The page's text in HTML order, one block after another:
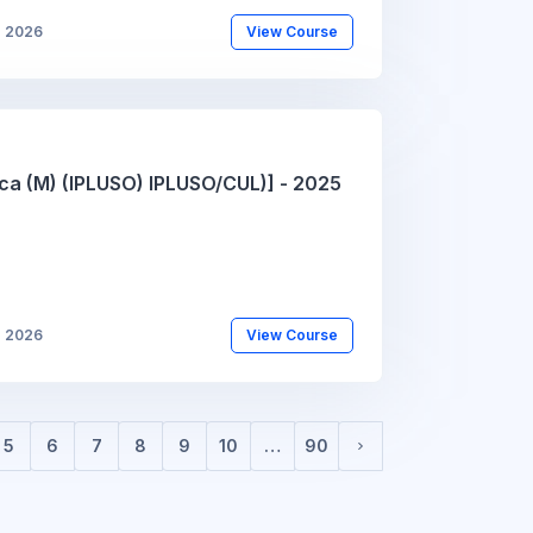
2026 View Course
(IPLUSO) IPLUSO/CUL)] - 2025
2026 View Course
5 6 7 8 9 10 … 90